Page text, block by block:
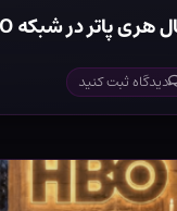
دیدگاه ثبت کنید